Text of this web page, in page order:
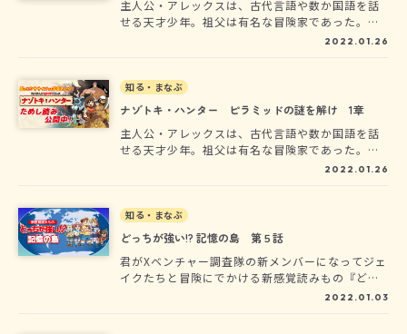
主人公・アレックスは、古代言語や数か国語を話
せる天才少年。祖父は有名な冒険家であった。古
代文明の遺品をその目で見たくて冒険家になった
さまざまなナゾトキに正解しなければならない。
宝を守るミイラたちに襲われながら、難関を乗り
越え、スフィンクスによる最後の謎に挑む！
2022.01.26
知る・まなぶ
ナゾトキ・ハンター ピラミッドの謎を解け 1章
主人公・アレックスは、古代言語や数か国語を話
せる天才少年。祖父は有名な冒険家であった。古
代文明の遺品をその目で見たくて冒険家になった
さまざまなナゾトキに正解しなければならない。
宝を守るミイラたちに襲われながら、難関を乗り
越え、スフィンクスによる最後の謎に挑む！
2022.01.26
知る・まなぶ
どっちが強い!? 記憶の島 第５話
君がXベンチャー調査隊の新メンバーになってジェ
イクたちと冒険にでかける新感覚読みもの『どっ
ちが強い!? 記憶の島』が連載開始！今回ダーウィ
2022.01.03